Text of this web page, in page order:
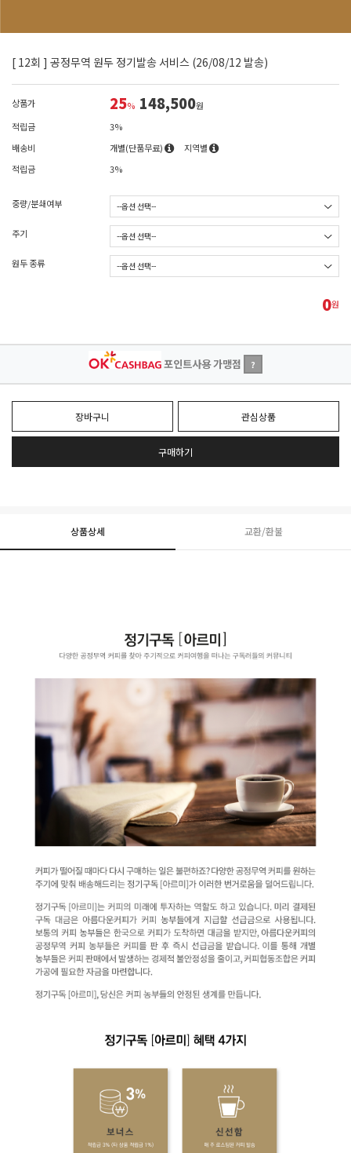
[ 12회 ] 공정무역 원두 정기발송 서비스 (26/08/12 발송)
상품가 25% 148,500원
적립금
3%
배송비
개별(단품무료)
지역별
적립금
3%
중량/분쇄여부
주기
원두 종류
0원
포인트사용 가맹점 ?
장바구니 관심상품
구매하기
상품상세 교환/환불